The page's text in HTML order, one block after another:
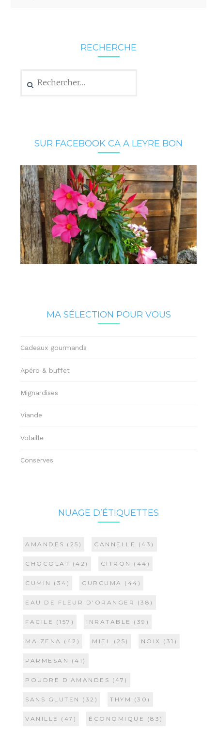
RECHERCHE
SUR FACEBOOK CA A LEYRE BON
MA SÉLECTION POUR VOUS
Cadeaux gourmands
Apéro & buffet
Mignardises
Viande
Volaille
Conserves
NUAGE D’ÉTIQUETTES
AMANDES (25) CANNELLE (43)
CHOCOLAT (42) CITRON (44)
CUMIN (34) CURCUMA (44)
EAU DE FLEUR D'ORANGER (38)
FACILE (157) INRATABLE (39)
MAIZENA (42) MIEL (25) NOIX (31)
PARMESAN (41)
POUDRE D'AMANDES (47)
SANS GLUTEN (32) THYM (30)
VANILLE (47) ÉCONOMIQUE (83)